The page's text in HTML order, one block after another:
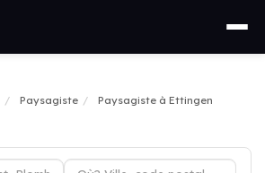
Paysagiste
Paysagiste à Ettingen